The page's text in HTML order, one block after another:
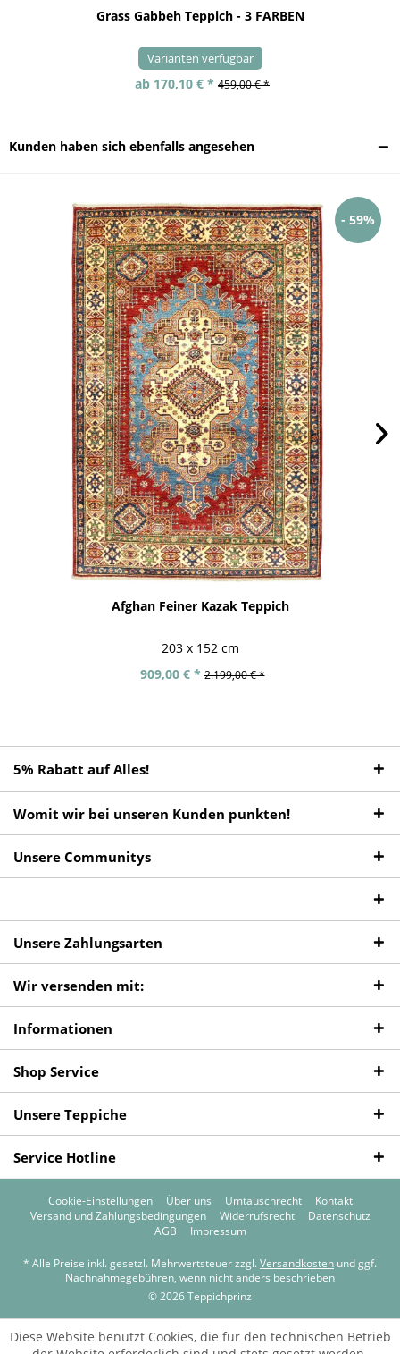
Grass Gabbeh Teppich - 3 FARBEN
Varianten verfügbar
ab 170,10 € * 459,00 € *
Kunden haben sich ebenfalls angesehen
- 59%
Afghan Feiner Kazak Teppich
203 x 152 cm
909,00 € * 2.199,00 € *
5% Rabatt auf Alles!
Womit wir bei unseren Kunden punkten!
Unsere Communitys
Unsere Zahlungsarten
Wir versenden mit:
Informationen
Shop Service
Unsere Teppiche
Service Hotline
Cookie-Einstellungen Über uns Umtauschrecht
Kontakt
Versand und Zahlungsbedingungen
Widerrufsrecht
Datenschutz
AGB
Impressum
* Alle Preise inkl. gesetzl. Mehrwertsteuer zzgl. Versandkosten und ggf.
Nachnahmegebühren, wenn nicht anders beschrieben
© 2026 Teppichprinz
Diese Website benutzt Cookies, die für den technischen Betrieb